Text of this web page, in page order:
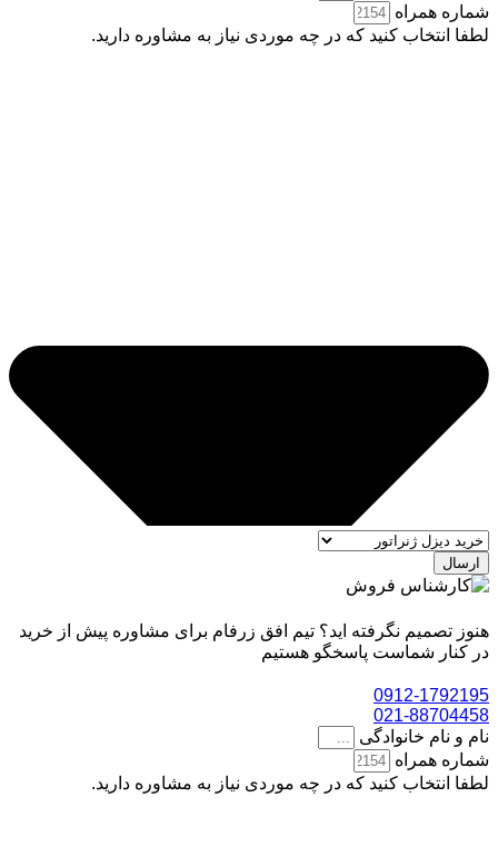
شماره همراه
لطفا انتخاب کنید که در چه موردی نیاز به مشاوره دارید.
ارسال
هنوز تصمیم نگرفته اید؟ تیم افق زرفام برای مشاوره پیش از خرید
در کنار شماست پاسخگو هستیم
0912-1792195
021-88704458
نام و نام خانوادگی
شماره همراه
لطفا انتخاب کنید که در چه موردی نیاز به مشاوره دارید.